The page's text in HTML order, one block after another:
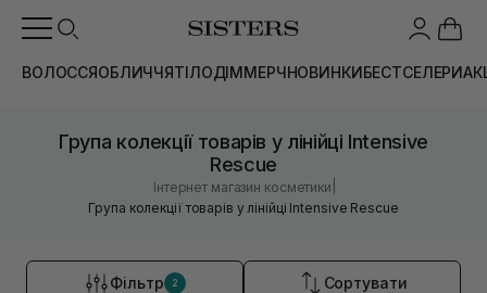
ВОЛОССЯОБЛИЧЧЯТІЛОДІММЕРЧНОВИНКИБЕСТСЕЛЕРИ
Група колекції товарів у лінійці Intensive
Rescue
Інтернет магазин косметики
Група колекції товарів у лінійці Intensive Rescue
Фільтр 2 Сортувати